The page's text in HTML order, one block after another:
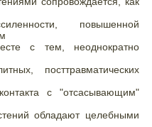
повышенной
с тем, неоднократно
посттравматических
с "отсасывающим"
обладают целебными